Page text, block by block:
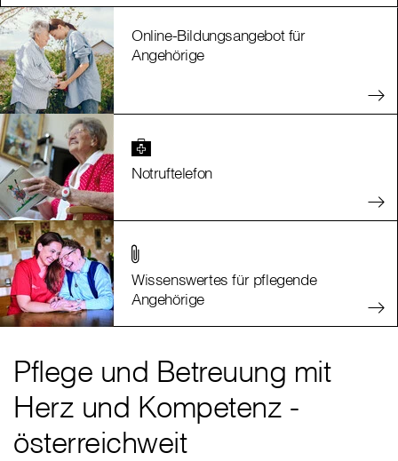
Online-Bildungsangebot für
Angehörige
Notruftelefon
Wissenswertes für pflegende
Angehörige
Pflege und Betreuung mit
Herz und Kompetenz -
österreichweit